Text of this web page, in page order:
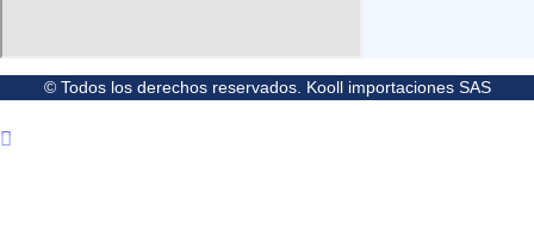
© Todos los derechos reservados. Kooll importaciones SAS